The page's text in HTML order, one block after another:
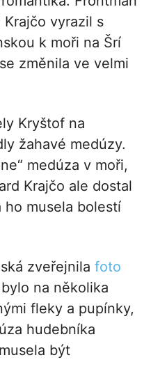
vyrazil s
k moři na Šrí
změnila ve velmi
Kryštof na
žahavé medúzy.
medúza v moři,
Krajčo ale dostal
ho musela bolestí
zveřejnila foto
na několika
fleky a pupínky,
hudebníka
být